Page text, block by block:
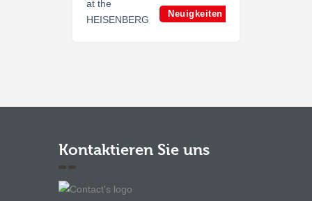
Neuigkeiten
Kontaktieren Sie uns